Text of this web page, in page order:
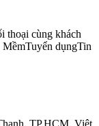
thoại cùng khách
dụngTin